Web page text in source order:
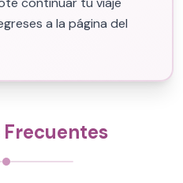
a la página del